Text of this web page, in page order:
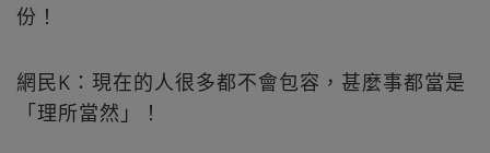
份！
網民K：現在的人很多都不會包容，甚麼事都當是
「理所當然」！